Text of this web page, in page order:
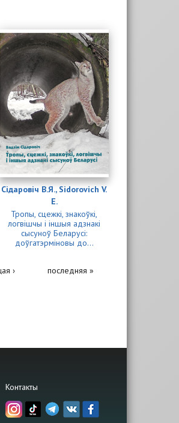
Сідаровіч В.Я., Sidorovich V.
E.
Тропы, сцежкі, знакоўкі,
логвішчы і іншыя адзнакі
сысуноў Беларусі:
доўгатэрміновы до...
› последняя »
Контакты